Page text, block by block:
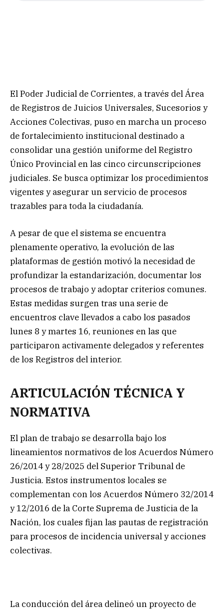
El Poder Judicial de Corrientes, a través del Área
de Registros de Juicios Universales, Sucesorios y
Acciones Colectivas, puso en marcha un proceso
de fortalecimiento institucional destinado a
consolidar una gestión uniforme del Registro
Único Provincial en las cinco circunscripciones
judiciales. Se busca optimizar los procedimientos
vigentes y asegurar un servicio de procesos
trazables para toda la ciudadanía.
A pesar de que el sistema se encuentra
plenamente operativo, la evolución de las
plataformas de gestión motivó la necesidad de
profundizar la estandarización, documentar los
procesos de trabajo y adoptar criterios comunes.
Estas medidas surgen tras una serie de
encuentros clave llevados a cabo los pasados
lunes 8 y martes 16, reuniones en las que
participaron activamente delegados y referentes
de los Registros del interior.
ARTICULACIÓN TÉCNICA Y
NORMATIVA
El plan de trabajo se desarrolla bajo los
lineamientos normativos de los Acuerdos Número
26/2014 y 28/2025 del Superior Tribunal de
Justicia. Estos instrumentos locales se
complementan con los Acuerdos Número 32/2014
y 12/2016 de la Corte Suprema de Justicia de la
Nación, los cuales fijan las pautas de registración
para procesos de incidencia universal y acciones
colectivas.
La conducción del área delineó un proyecto de